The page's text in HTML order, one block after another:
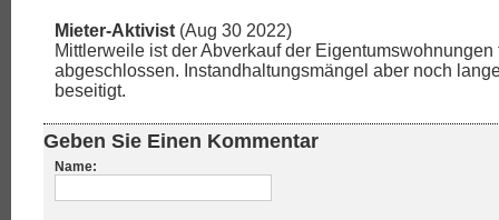
Mieter-Aktivist (Aug 30 2022)
Mittlerweile ist der Abverkauf der Eigentumswohnungen
abgeschlossen. Instandhaltungsmängel aber noch
beseitigt.
Geben Sie Einen Kommentar
Name: